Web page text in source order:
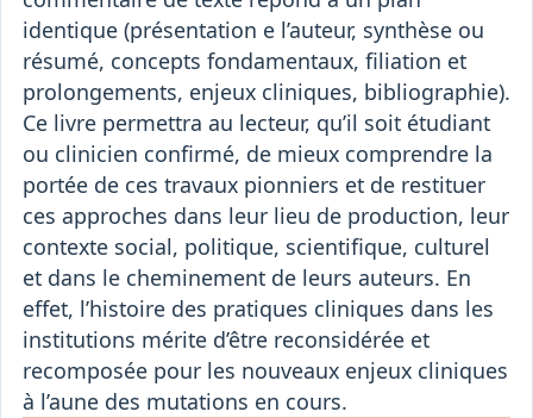
identique (présentation e l’auteur, synthèse ou
résumé, concepts fondamentaux, filiation et
prolongements, enjeux cliniques, bibliographie).
Ce livre permettra au lecteur, qu’il soit étudiant
ou clinicien confirmé, de mieux comprendre la
portée de ces travaux pionniers et de restituer
ces approches dans leur lieu de production, leur
contexte social, politique, scientifique, culturel
et dans le cheminement de leurs auteurs. En
effet, l’histoire des pratiques cliniques dans les
institutions mérite d’être reconsidérée et
recomposée pour les nouveaux enjeux cliniques
à l’aune des mutations en cours.